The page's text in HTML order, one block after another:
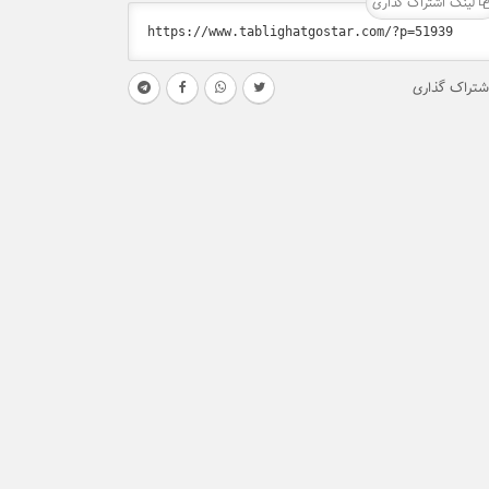
گذاری